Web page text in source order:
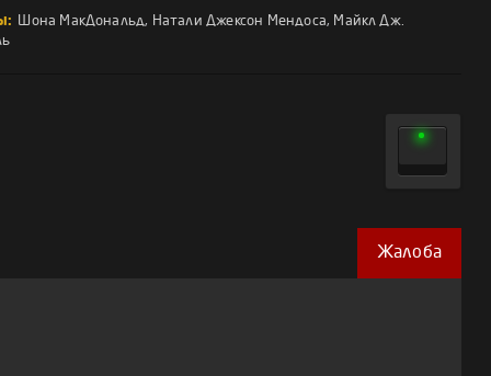
Шона МакДональд, Натали Джексон Мендоса, Майкл Дж.
Жалоба